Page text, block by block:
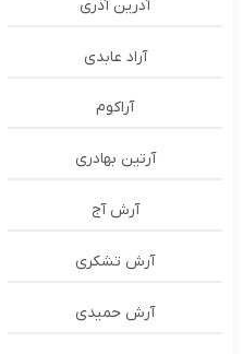
آدرین آذری
آراد عابدی
آراکوم
آرتین بهادری
آرش آج
آرش تشکری
آرش حمیدی